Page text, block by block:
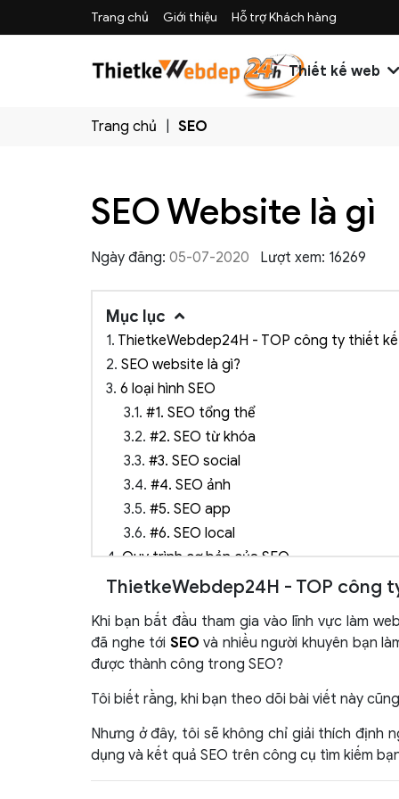
Trang chủ Giới thiệu Hỗ trợ Khách hàng
Thiết kế web
Trang chủ SEO
SEO Website là gì
Ngày đăng: 05-07-2020 Lượt xem: 16269
Mục lục
1. ThietkeWebdep24H - TOP công ty thiết
2. SEO website là gì?
3. 6 loại hình SEO
3.1. #1. SEO tổng thể
3.2. #2. SEO từ khóa
3.3. #3. SEO social
3.4. #4. SEO ảnh
3.5. #5. SEO app
3.6. #6. SEO local
4.Quy trình cơ bản của SEO
5.Khác biệt giữa SEO và Adwords
5.2.Nhầm lẫn về SEO vs Adwords
Mục tiêu của SEO
6 Lợi ích của Search Engine Optimization
7.1.1. Tối ưu ROI
7.1.1. Ví dụ cách tính tỉ suất lợi nhuận
7.1.2.Lưu ý khi tính ROI
ThietkeWebdep24H - TOP công
Khi bạn bắt đầu tham gia vào lĩnh vực làm
đã nghe tới SEO và nhiều người khuyên bạn
được thành công trong SEO?
Tôi biết rằng, khi bạn theo dõi bài viết này
Nhưng ở đây, tôi sẽ không chỉ giải thích định
dụng và kết quả SEO trên công cụ tìm kiếm